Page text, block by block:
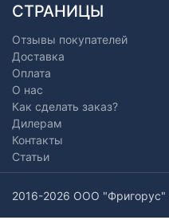
СТРАНИЦЫ
Отзывы покупателей
Доставка
Оплата
О нас
Как сделать заказ?
Дилерам
Контакты
Статьи
2016-2026 ООО "Фригорус"